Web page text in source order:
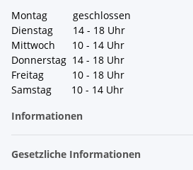
Montag geschlossen
Dienstag 14 - 18 Uhr
Mittwoch 10 - 14 Uhr
Donnerstag 14 - 18 Uhr
Freitag 10 - 18 Uhr
Samstag 10 - 14 Uhr
Informationen
Gesetzliche Informationen